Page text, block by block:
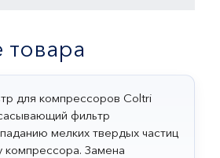
для компрессоров Coltri
фильтр
мелких твердых частиц
компрессора. Замена